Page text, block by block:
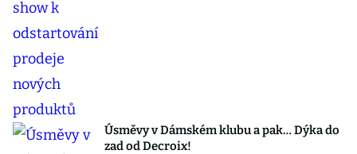
Úsměvy v Dámském klubu a pak… Dýka do
zad od Decroix!